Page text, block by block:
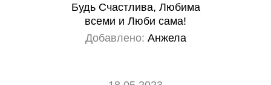
Будь Счастлива, Любима
всеми и Люби сама!
Добавлено: Анжела